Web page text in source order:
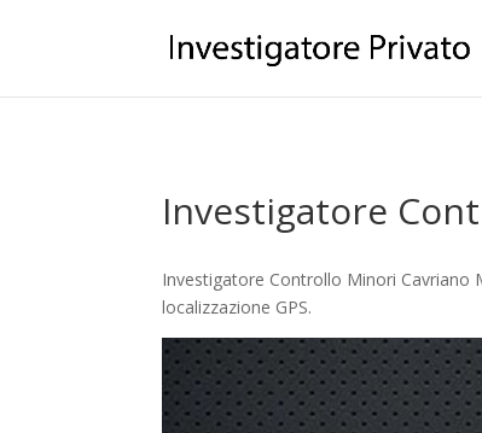
Investigatore
Investigatore Controllo Minori Cavriano
localizzazione GPS.